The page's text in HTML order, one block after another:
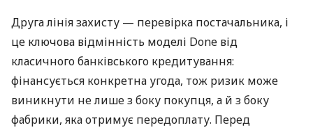
Друга лінія захисту — перевірка постачальника, і
це ключова відмінність моделі Done від
класичного банківського кредитування:
фінансується конкретна угода, тож ризик може
виникнути не лише з боку покупця, а й з боку
фабрики, яка отримує передоплату. Перед